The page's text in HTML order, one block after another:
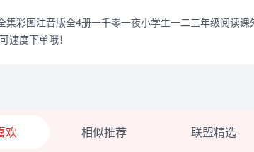
彩图注音版全4册一千零一夜小学生一二三年级阅读
速度下单哦！
欢 相似推荐 联盟精选